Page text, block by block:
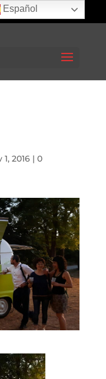
1, 2016| 0
Español